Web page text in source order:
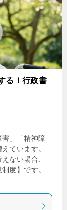
る！行政書
害」「精神障
ています。
ない場合、
度】です。